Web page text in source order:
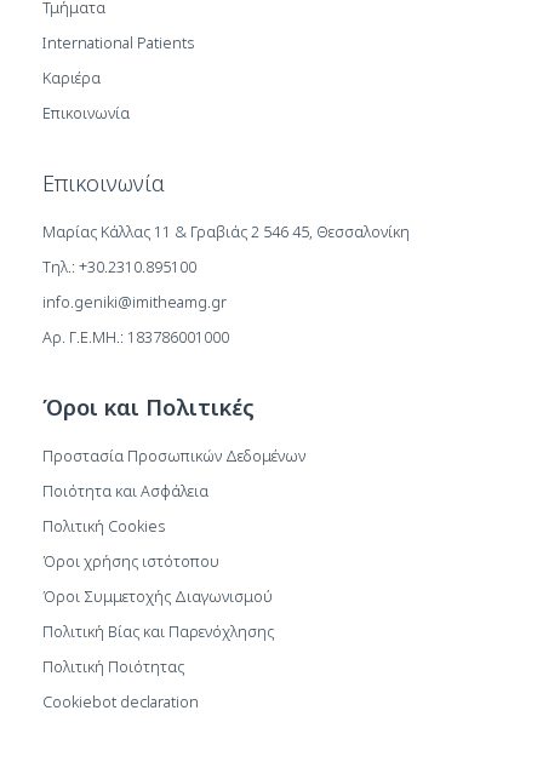
Τμήματα
International Patients
Καριέρα
Επικοινωνία
Επικοινωνία
Μαρίας Κάλλας 11 & Γραβιάς 2 546 45, Θεσσαλονίκη
Τηλ.: +30.2310.895100
info.geniki@imitheamg.gr
Αρ. Γ.Ε.ΜΗ.: 183786001000
Όροι και Πολιτικές
Προστασία Προσωπικών Δεδομένων
Ποιότητα και Ασφάλεια
Πολιτική Cookies
Όροι χρήσης ιστότοπου
Όροι Συμμετοχής Διαγωνισμού
Πολιτική Βίας και Παρενόχλησης
Πολιτική Ποιότητας
Cookiebot declaration